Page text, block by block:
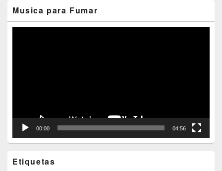
Musica para Fumar
00:00 04:56
Etiquetas